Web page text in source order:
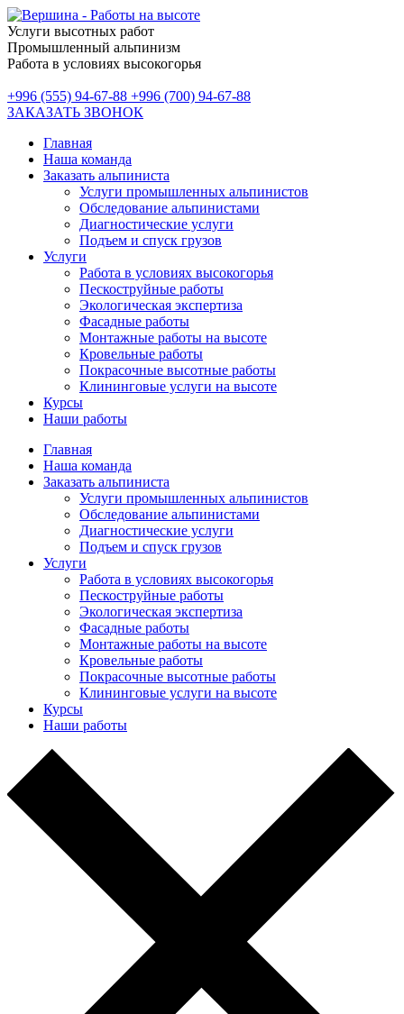
Услуги высотных работ
Промышленный альпинизм
Работа в условиях высокогорья
+996 (555) 94-67-88 +996 (700) 94-67-88
ЗАКАЗАТЬ ЗВОНОК
Главная
Наша команда
Заказать альпиниста
Услуги промышленных альпинистов
Обследование альпинистами
Диагностические услуги
Подъем и спуск грузов
Услуги
Работа в условиях высокогорья
Пескоструйные работы
Экологическая экспертиза
Фасадные работы
Монтажные работы на высоте
Кровельные работы
Покрасочные высотные работы
Клининговые услуги на высоте
Курсы
Наши работы
Главная
Наша команда
Заказать альпиниста
Услуги промышленных альпинистов
Обследование альпинистами
Диагностические услуги
Подъем и спуск грузов
Услуги
Работа в условиях высокогорья
Пескоструйные работы
Экологическая экспертиза
Фасадные работы
Монтажные работы на высоте
Кровельные работы
Покрасочные высотные работы
Клининговые услуги на высоте
Курсы
Наши работы